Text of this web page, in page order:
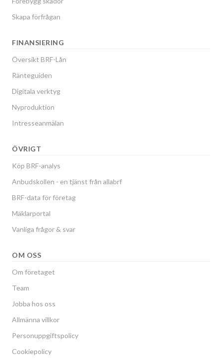
Skapa förfrågan
FINANSIERING
Översikt BRF-Lån
Ränteguiden
Digitala verktyg
Nyproduktion
Intresseanmälan
ÖVRIGT
Köp BRF-analys
Anbudskollen - en tjänst från allabrf
BRF-data för företag
Mäklarportal
Vanliga frågor & svar
OM OSS
Om företaget
Team
Jobba hos oss
Allmänna villkor
Personuppgiftspolicy
Cookiepolicy